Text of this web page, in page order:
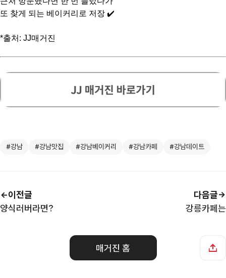
또 찾게 되는 베이커리로 저장 ✔️
*출처: JJ매거진
#강남 #강남맛집 #강남베이커리 #강남카페 #강남데이트
이전글
양식러버라면?
강릉카페는
다음글
매거진 홈